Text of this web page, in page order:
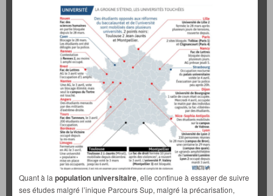
Quant à la population universitaire, elle continue à essayer de suivre
ses études malgré l’inique Parcours Sup, malgré la précarisation,